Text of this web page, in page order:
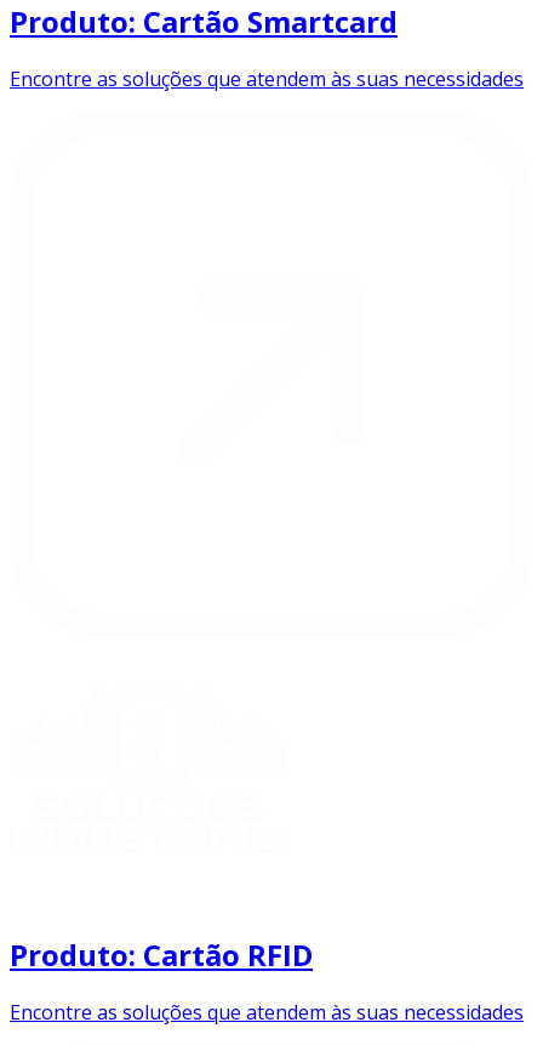
Produto: Cartão Smartcard
Encontre as soluções que atendem às suas necessidades
Produto: Cartão RFID
Encontre as soluções que atendem às suas necessidades